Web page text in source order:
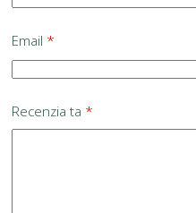
Email *
Recenzia ta *